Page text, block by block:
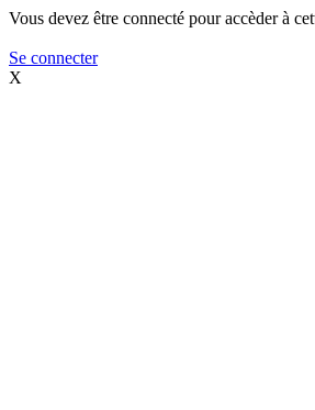
Vous devez être connecté pour accèder à
Se connecter
X